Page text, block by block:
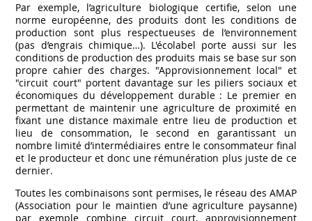
Par exemple, l’agriculture biologique certifie, selon une
norme européenne, des produits dont les conditions de
production sont plus respectueuses de l’environnement
(pas d’engrais chimique…). L'écolabel porte aussi sur les
conditions de production des produits mais se base sur son
propre cahier des charges. "Approvisionnement local" et
"circuit court" portent davantage sur les piliers sociaux et
économiques du développement durable : Le premier en
permettant de maintenir une agriculture de proximité en
fixant une distance maximale entre lieu de production et
lieu de consommation, le second en garantissant un
nombre limité d’intermédiaires entre le consommateur final
et le producteur et donc une rémunération plus juste de ce
dernier.
Toutes les combinaisons sont permises, le réseau des AMAP
(Association pour le maintien d’une agriculture paysanne)
par exemple combine circuit court, approvisionnement